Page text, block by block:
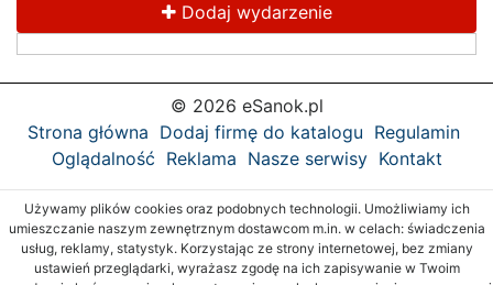
Dodaj wydarzenie
© 2026 eSanok.pl
Strona główna Dodaj firmę do katalogu Regulamin
Oglądalność Reklama Nasze serwisy Kontakt
Używamy plików cookies oraz podobnych technologii. Umożliwiamy ich
umieszczanie naszym zewnętrznym dostawcom m.in. w celach: świadczenia
usług, reklamy, statystyk. Korzystając ze strony internetowej, bez zmiany
ustawień przeglądarki, wyrażasz zgodę na ich zapisywanie w Twoim